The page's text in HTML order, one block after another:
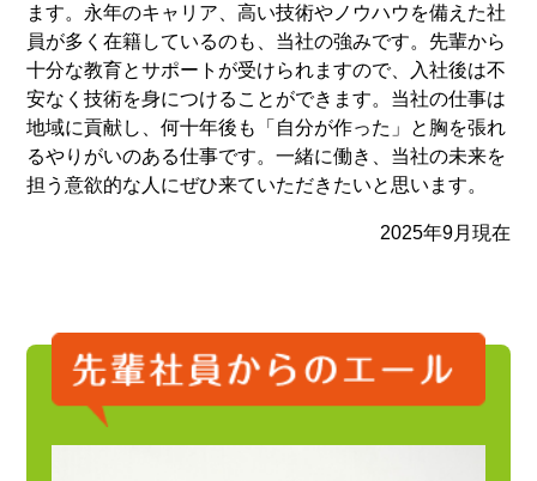
ます。永年のキャリア、高い技術やノウハウを備えた社
員が多く在籍しているのも、当社の強みです。先輩から
十分な教育とサポートが受けられますので、入社後は不
安なく技術を身につけることができます。当社の仕事は
地域に貢献し、何十年後も「自分が作った」と胸を張れ
るやりがいのある仕事です。一緒に働き、当社の未来を
担う意欲的な人にぜひ来ていただきたいと思います。
2025年9月現在